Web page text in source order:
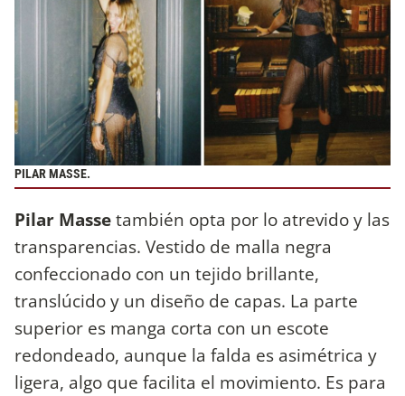
PILAR MASSE.
Pilar Massetambién opta por lo atrevido y las
transparencias. Vestido de malla negra
confeccionado con un tejido brillante,
translúcido y un diseño de capas. La parte
superior es manga corta con un escote
redondeado, aunque la falda es asimétrica y
ligera, algo que facilita el movimiento. Es para